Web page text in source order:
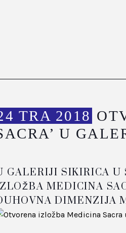
TRA 2018
U
GALERIJI SIKIRICA U
MEDICINA
DIMENZIJA